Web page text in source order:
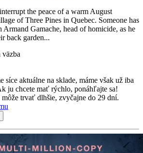
the peace of a warm August
of Three Pines in Quebec. Someone has
Armand Gamache, head of homicide, as he
back garden...
väzba
síce aktuálne na sklade, máme však už iba
ju chcete mať rýchlo, ponáhľajte sa!
trvať dlhšie, zvyčajne do 29 dní.